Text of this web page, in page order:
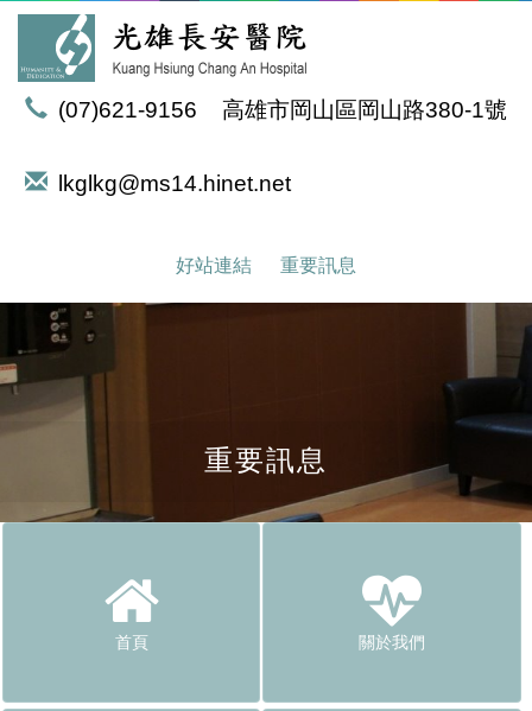
(07)621-9156 高雄市岡山區岡山路380-1號
lkglkg@ms14.hinet.net
好站連結 重要訊息
重要訊息
首頁 關於我們